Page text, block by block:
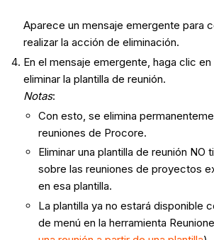
Aparece un mensaje emergente para
realizar la acción de eliminación.
En el mensaje emergente, haga clic en
eliminar la plantilla de reunión.
Notas:
Con esto, se elimina
reuniones de Procore.
Eliminar una plantilla de reunión NO
sobre las reuniones de proyectos
en esa plantilla.
La plantilla ya no estará disponible
de menú en la herramienta